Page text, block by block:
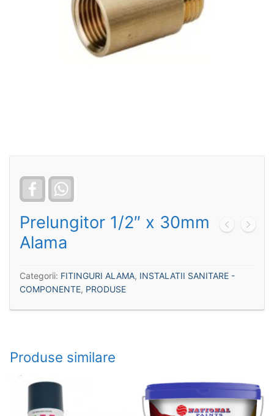
Facebook
Prelungitor 1/2″ x 30mm
Alama
Categorii: FITINGURI ALAMA, INSTALATII SANITARE -
COMPONENTE, PRODUSE
Produse similare